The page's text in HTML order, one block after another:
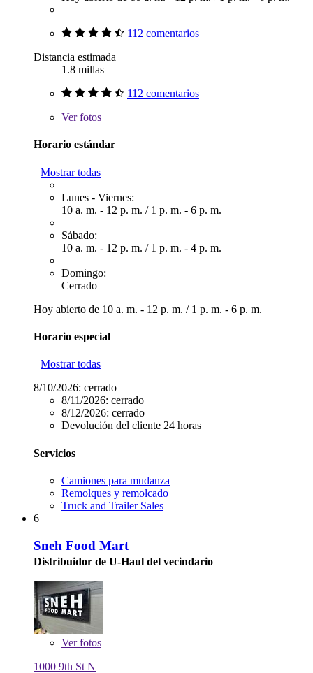
112 comentarios
Distancia estimada
1.8 millas
112 comentarios
Verfotos
Horario estándar
Mostrar todas
Lunes - Viernes:
10 a. m. - 12 p. m. / 1 p. m. - 6 p. m.
Sábado:
10 a. m. - 12 p. m. / 1 p. m. - 4 p. m.
Domingo:
Cerrado
Hoy abierto de 10 a. m. - 12 p. m. / 1 p. m. - 6 p. m.
Horario especial
Mostrar todas
8/10/2026: cerrado
8/11/2026: cerrado
8/12/2026: cerrado
Devolución del cliente 24 horas
Servicios
Camiones para mudanza
Remolques y remolcado
Truck and Trailer Sales
6
Sneh Food Mart
Distribuidor de U-Haul del vecindario
Verfotos
1000 9th St N